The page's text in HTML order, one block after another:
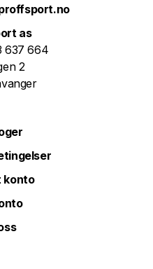
as
637 664
2
konto